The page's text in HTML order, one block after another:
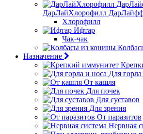
ДарЛайХлорофилл
Хлорофилл
Ифтар
Чак-чак
Назначение
Для
От кашля
Для почек
Для суставов
Для зрения
От паразитов
Нервная